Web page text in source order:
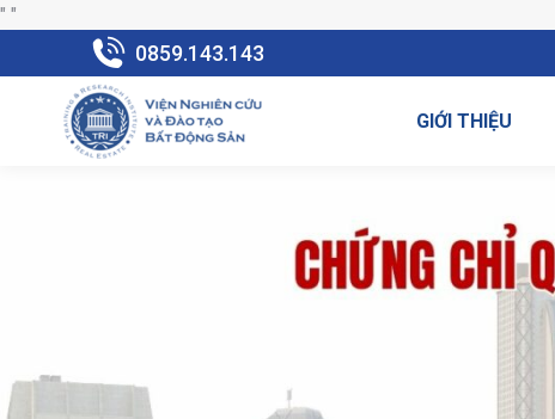
" "
0859.143.143
GIỚI THIỆU